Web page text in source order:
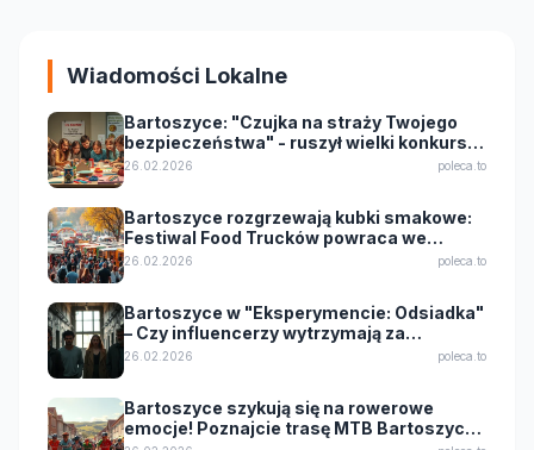
Wiadomości Lokalne
Bartoszyce: "Czujka na straży Twojego
bezpieczeństwa" - ruszył wielki konkurs
dla uczniów!
26.02.2026 poleca.to
Bartoszyce rozgrzewają kubki smakowe:
Festiwal Food Trucków powraca we
wrześniu 2025!
26.02.2026 poleca.to
Bartoszyce w "Eksperymencie: Odsiadka"
– Czy influencerzy wytrzymają za
kratkami?
26.02.2026 poleca.to
Bartoszyce szykują się na rowerowe
emocje! Poznajcie trasę MTB Bartoszyce